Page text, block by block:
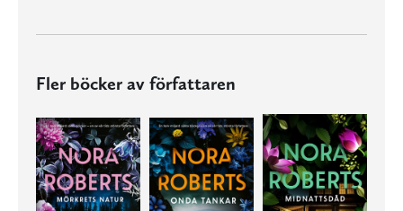
Fler böcker av författaren